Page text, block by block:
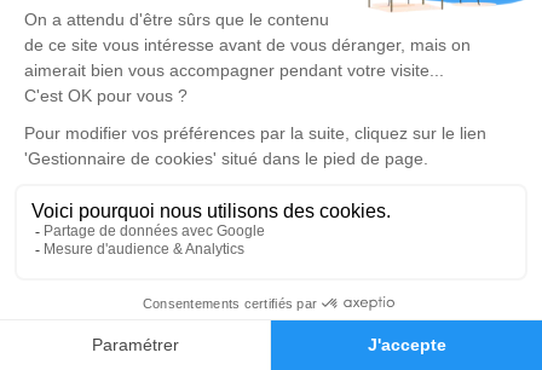
Faire-part Hommages
Je rends hommage
Crémation
mercredi 18 janvier 2023 à 12h00
Crématorium de Nancy de Vandœuvre-lès-
12 Avenue Paul Doumer
54500 Vandœuvre-lès-Nancy
Je rends hommage